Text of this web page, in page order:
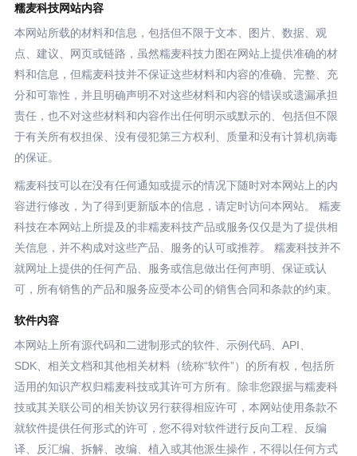
糯麦科技网站内容
本网站所载的材料和信息，包括但不限于文本、图片、数据、观
点、建议、网页或链路，虽然糯麦科技力图在网站上提供准确的材
料和信息，但糯麦科技并不保证这些材料和内容的准确、完整、充
分和可靠性，并且明确声明不对这些材料和内容的错误或遗漏承担
责任，也不对这些材料和内容作出任何明示或默示的、包括但不限
于有关所有权担保、没有侵犯第三方权利、质量和没有计算机病毒
的保证。
糯麦科技可以在没有任何通知或提示的情况下随时对本网站上的内
容进行修改，为了得到更新版本的信息，请定时访问本网站。 糯麦
科技在本网站上所提及的非糯麦科技产品或服务仅仅是为了提供相
关信息，并不构成对这些产品、服务的认可或推荐。 糯麦科技并不
就网址上提供的任何产品、服务或信息做出任何声明、保证或认
可，所有销售的产品和服务应受本公司的销售合同和条款的约束。
软件内容
本网站上所有源代码和二进制形式的软件、示例代码、API、
SDK、相关文档和其他相关材料（统称“软件”）的所有权，包括所
适用的知识产权归糯麦科技或其许可方所有。除非您跟据与糯麦科
技或其关联公司的相关协议另行获得相应许可，本网站使用条款不
就软件提供任何形式的许可，您不得对软件进行反向工程、反编
译、反汇编、拆解、改编、植入或其他派生操作，不得以任何方式